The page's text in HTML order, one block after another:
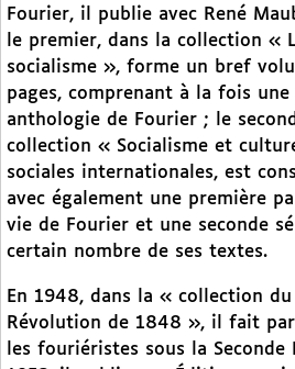
Fourier, il publie avec René
le premier, dans la collection «
socialisme », forme un bref
pages, comprenant à la fois
anthologie de Fourier ; le
collection « Socialisme et
sociales internationales, est
avec également une première
vie de Fourier et une seconde
certain nombre de ses textes.
En 1948, dans la « collection
Révolution de 1848 », il fait
les fouriéristes sous la Seconde